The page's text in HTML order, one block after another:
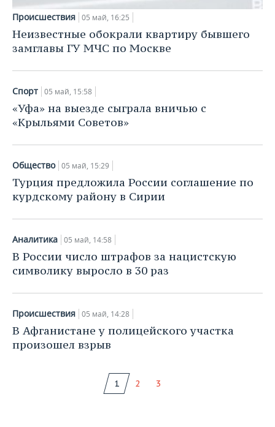
Происшествия 05 май, 16:25
Неизвестные обокрали квартиру бывшего
замглавы ГУ МЧС по Москве
Спорт 05 май, 15:58
«Уфа» на выезде сыграла вничью с
«Крыльями Советов»
Общество 05 май, 15:29
Турция предложила России соглашение по
курдскому району в Сирии
Аналитика 05 май, 14:58
В России число штрафов за нацистскую
символику выросло в 30 раз
Происшествия 05 май, 14:28
В Афганистане у полицейского участка
произошел взрыв
1 2 3